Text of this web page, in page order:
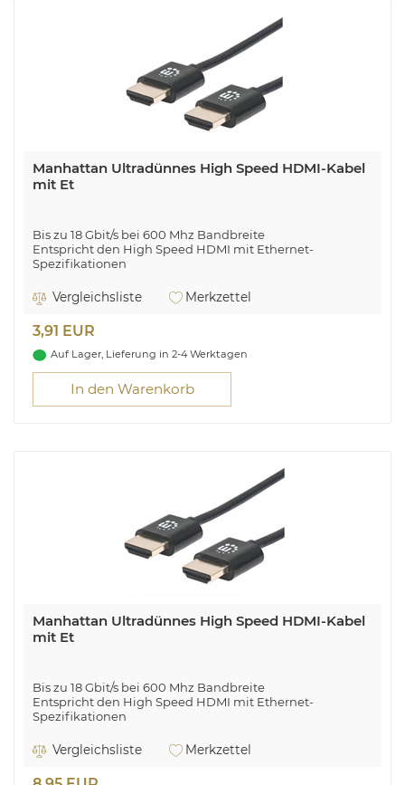
Manhattan Ultradünnes High Speed HDMI-Kabel
mit Et
Bis zu 18 Gbit/s bei 600 Mhz Bandbreite
Entspricht den High Speed HDMI mit Ethernet-
Spezifikationen
Manhattan Ultradünnes High Speed HDMI-Kabel mit
Ethernet-Kanal, HEC, ARC, 3D, 4K, HDMI-Stecker auf
m, Anschluss 1: HDMI Typ A (Standard), Steckverbinder 1
Geschlecht: Männlich, Anschluss 2: HDMI Typ A
(Standard), Steckverbinder 2 Geschlecht: Männlich,
Datenübertragungsrate: 18 Gbit/s, Audio Return Channel
(ARC), Produktfarbe: Schwarz
Vergleichsliste Merkzettel
3,91 EUR
Auf Lager, Lieferung in 2-4 Werktagen
In den Warenkorb
Manhattan Ultradünnes High Speed HDMI-Kabel
mit Et
Bis zu 18 Gbit/s bei 600 Mhz Bandbreite
Entspricht den High Speed HDMI mit Ethernet-
Spezifikationen
Manhattan Ultradünnes High Speed HDMI-Kabel mit
Ethernet-Kanal, HEC, ARC, 3D, 4K@60Hz, HDMI-Stecker
Vergleichsliste Merkzettel